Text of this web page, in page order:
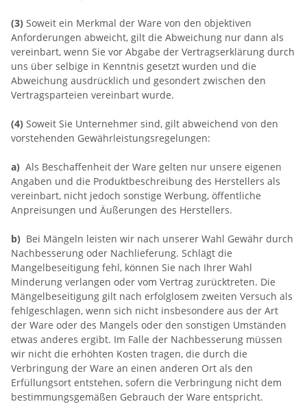
(3) Soweit ein Merkmal der Ware von den objektiven
Anforderungen abweicht, gilt die Abweichung nur dann als
vereinbart, wenn Sie vor Abgabe der Vertragserklärung durch
uns über selbige in Kenntnis gesetzt wurden und die
Abweichung ausdrücklich und gesondert zwischen den
Vertragsparteien vereinbart wurde.
(4) Soweit Sie Unternehmer sind, gilt abweichend von den
vorstehenden Gewährleistungsregelungen:
a) Als Beschaffenheit der Ware gelten nur unsere eigenen
Angaben und die Produktbeschreibung des Herstellers als
vereinbart, nicht jedoch sonstige Werbung, öffentliche
Anpreisungen und Äußerungen des Herstellers.
b) Bei Mängeln leisten wir nach unserer Wahl Gewähr durch
Nachbesserung oder Nachlieferung. Schlägt die
Mangelbeseitigung fehl, können Sie nach Ihrer Wahl
Minderung verlangen oder vom Vertrag zurücktreten. Die
Mängelbeseitigung gilt nach erfolglosem zweiten Versuch als
fehlgeschlagen, wenn sich nicht insbesondere aus der Art
der Ware oder des Mangels oder den sonstigen Umständen
etwas anderes ergibt. Im Falle der Nachbesserung müssen
wir nicht die erhöhten Kosten tragen, die durch die
Verbringung der Ware an einen anderen Ort als den
Erfüllungsort entstehen, sofern die Verbringung nicht dem
bestimmungsgemäßen Gebrauch der Ware entspricht.